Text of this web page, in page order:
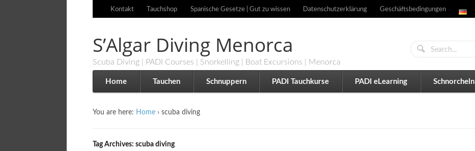
Kontakt Tauchshop Spanische Gesetze | Gut zu wissen Datenschutzerklärung Geschäftsbedingungen
S’Algar Diving Menorca
Scuba Diving | PADI Courses | Snorkelling | Boat Excursions | Menorca
Home Tauchen Schnuppern PADI Tauchkurse PADI eLearning Schnorcheln
You are here: Home › scuba diving
Tag Archives: scuba diving